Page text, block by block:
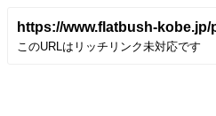
https://www.flatbush-
このURLはリッチリンク未対応です